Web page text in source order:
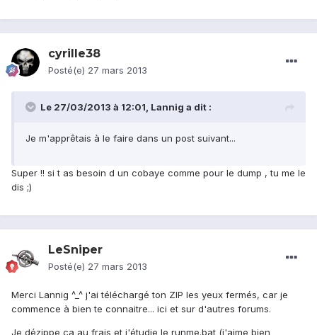
cyrille38
Posté(e) 27 mars 2013
Le 27/03/2013 à 12:01, Lannig a dit :
Je m'apprêtais à le faire dans un post suivant...
Super !! si t as besoin d un cobaye comme pour le dump , tu me le
dis ;)
LeSniper
Posté(e) 27 mars 2013
Merci Lannig ^_^ j'ai téléchargé ton ZIP les yeux fermés, car je
commence à bien te connaitre... ici et sur d'autres forums.
Je dézippe ça au frais et j'étudie le runme.bat (j'aime bien